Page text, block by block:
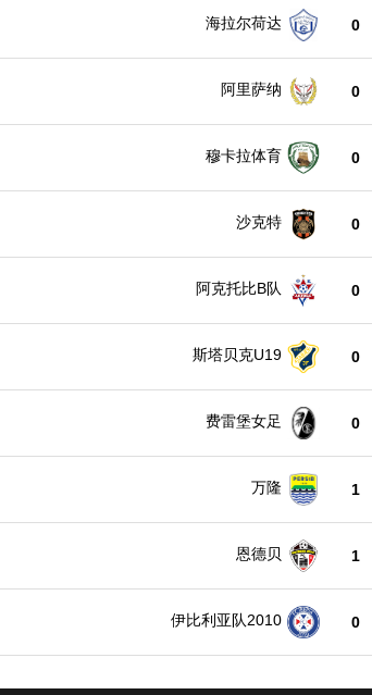
海拉尔荷达 0
阿里萨纳 0
穆卡拉体育 0
沙克特 0
阿克托比B队 0
斯塔贝克U19 0
费雷堡女足 0
万隆 1
恩德贝 1
伊比利亚队2010 0